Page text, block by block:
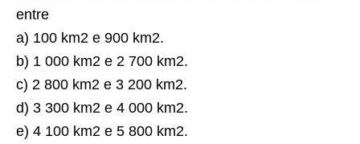
entre
a) 100 km2 e 900 km2.
b) 1 000 km2 e 2 700 km2.
c) 2 800 km2 e 3 200 km2.
d) 3 300 km2 e 4 000 km2.
e) 4 100 km2 e 5 800 km2.